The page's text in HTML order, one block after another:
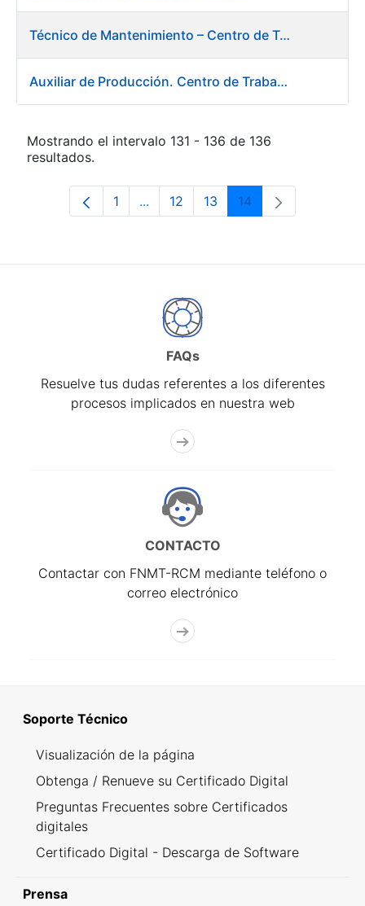
Técnico de Mantenimiento – Centro de Trabajo de Burgos
Auxiliar de Producción. Centro de Trabajo de Burgos
Mostrando el intervalo 131 - 136 de 136
resultados.
Página
1 ...Páginas intermedias Use TAB para
Página
12 Página
13 Página
14
FAQs
Resuelve tus dudas referentes a los diferentes
procesos implicados en nuestra web
CONTACTO
Contactar con FNMT-RCM mediante teléfono o
correo electrónico
Soporte Técnico
Visualización de la página
Obtenga / Renueve su Certificado Digital
Preguntas Frecuentes sobre Certificados
digitales
Certificado Digital - Descarga de Software
Prensa